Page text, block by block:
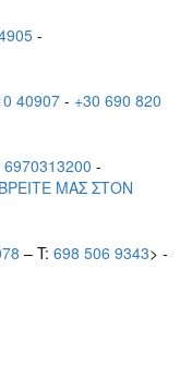
-
40907- +30 690 820
6970313200 -
BΡEITE MAΣ ΣΤΟΝ
– T: 698 506 9343> -